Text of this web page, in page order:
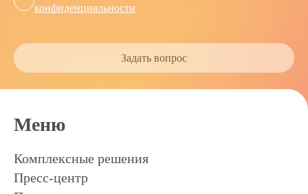
Задать вопрос
конфиденциальности
Меню
Комплексные решения
Пресс-центр